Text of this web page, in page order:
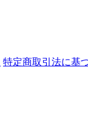
特定商取引法に基